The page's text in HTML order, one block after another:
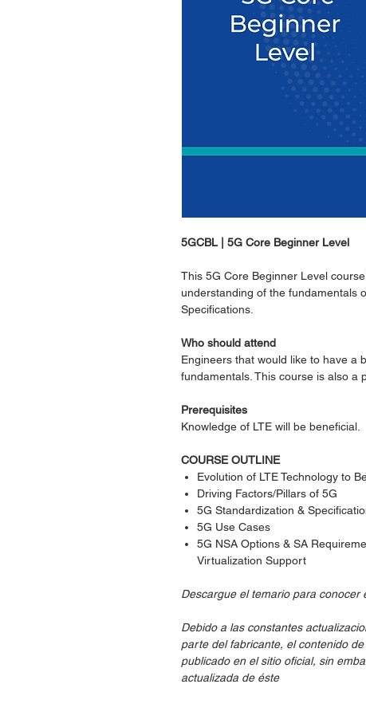
5GCBL | 5G Core Beginner Level
This 5G Core Beginner Level
understanding of the fundamentals
Specifications.
Who should attend
Engineers that would like to have a
fundamentals. This course is also a
Prerequisites
Knowledge of LTE will be beneficial.
COURSE OUTLINE
Evolution of LTE Technology to
Driving Factors/Pillars of 5G
5G Standardization &
5G Use Cases
5G NSA Options & SA
Virtualization Support
Descargue el temario para conocer
Debido a las constantes
parte del fabricante, el contenido
publicado en el sitio oficial, sin
actualizada de éste